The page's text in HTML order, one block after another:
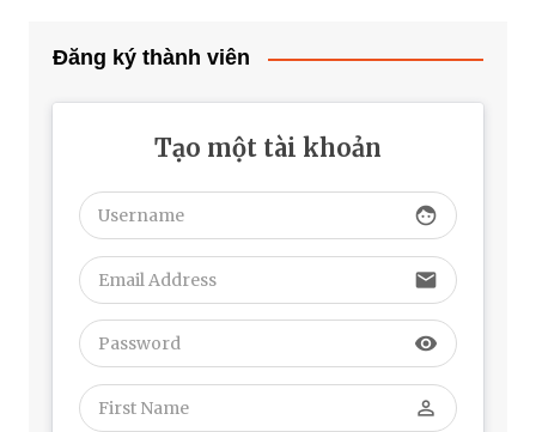
Đăng ký thành viên
Tạo một tài khoản
face
email
visibility
perm_identity